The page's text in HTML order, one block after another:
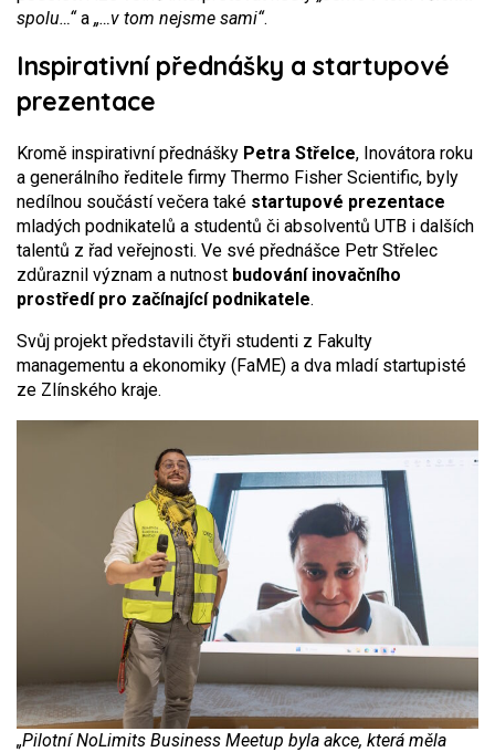
spolu…“a „…v tom nejsme sami“.
Inspirativní přednášky a startupové
prezentace
Kromě inspirativní přednášky Petra Střelce, Inovátora roku
a generálního ředitele firmy Thermo Fisher Scientific, byly
nedílnou součástí večera také startupové prezentace
mladých podnikatelů a studentů či absolventů UTB i dalších
talentů z řad veřejnosti. Ve své přednášce Petr Střelec
zdůraznil význam a nutnost budování inovačního
prostředí pro začínající podnikatele.
Svůj projekt představili čtyři studenti z Fakulty
managementu a ekonomiky (FaME) a dva mladí startupisté
ze Zlínského kraje.
„Pilotní NoLimits Business Meetup byla akce, která měla